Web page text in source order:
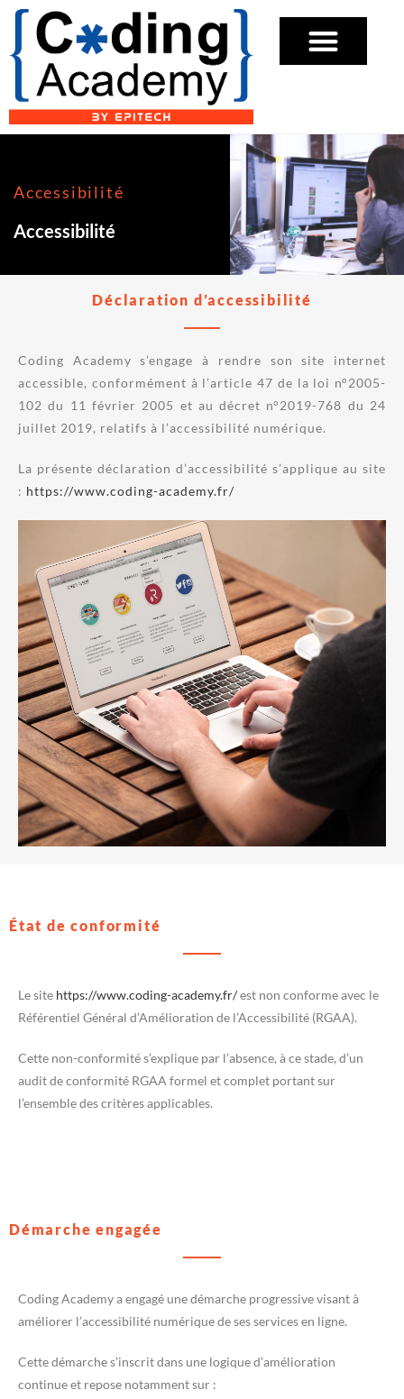
Accessibilité
Accessibilité
Déclaration d’accessibilité
Coding Academy s’engage à rendre son site internet
accessible, conformément à l’article 47 de la loi n°2005-
102 du 11 février 2005 et au décret n°2019-768 du 24
juillet 2019, relatifs à l’accessibilité numérique.
La présente déclaration d’accessibilité s’applique au site
: https://www.coding-academy.fr/
État de conformité
Le site https://www.coding-academy.fr/est non conforme avec le
Référentiel Général d’Amélioration de l’Accessibilité (RGAA).
Cette non-conformité s’explique par l’absence, à ce stade, d’un
audit de conformité RGAA formel et complet portant sur
l’ensemble des critères applicables.
Démarche engagée
Coding Academy a engagé une démarche progressive visant à
améliorer l’accessibilité numérique de ses services en ligne.
Cette démarche s’inscrit dans une logique d’amélioration
continue et repose notamment sur :